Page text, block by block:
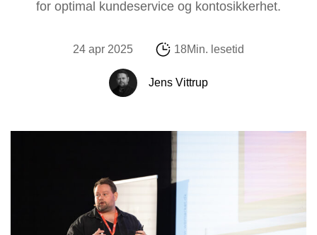
for optimal kundeservice og kontosikkerhet.
24 apr 2025 18Min. lesetid
Jens Vittrup